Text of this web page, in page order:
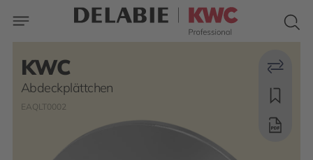
KWC
Abdeckplättchen
EAQLT0002